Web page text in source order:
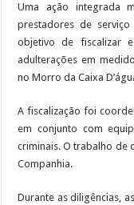
Uma ação integrada
prestadores de
objetivo de fiscalizar
adulterações em
no Morro da Caixa
A fiscalização foi
em conjunto com
criminais. O trabalho de
Companhia.
Durante as diligências,